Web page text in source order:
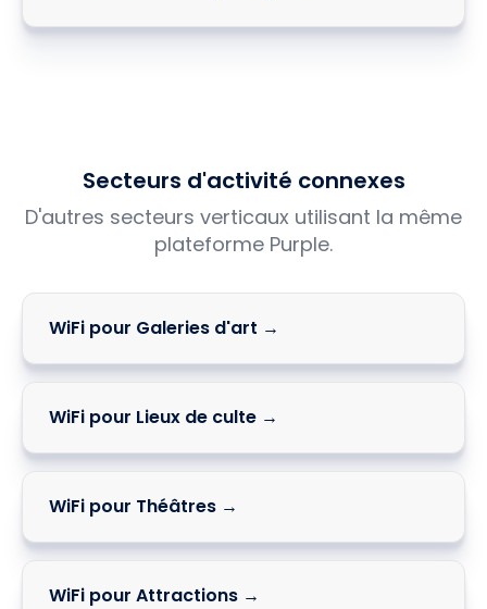
Secteurs d'activité connexes
D'autres secteurs verticaux utilisant la même
plateforme Purple.
WiFi pour Galeries d'art →
WiFi pour Lieux de culte →
WiFi pour Théâtres →
WiFi pour Attractions →